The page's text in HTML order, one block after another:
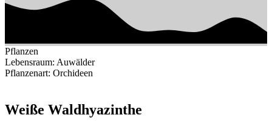
Pflanzen
Lebensraum: Auwälder
Pflanzenart: Orchideen
Weiße Waldhyazinthe